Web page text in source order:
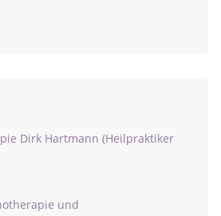
Dirk Hartmann (Heilpraktiker
und